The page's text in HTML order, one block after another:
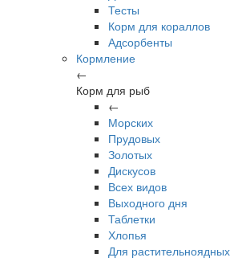
Тесты
Корм для кораллов
Адсорбенты
Кормление
←
Корм для рыб
←
Морских
Прудовых
Золотых
Дискусов
Всех видов
Выходного дня
Таблетки
Хлопья
Для растительноядных